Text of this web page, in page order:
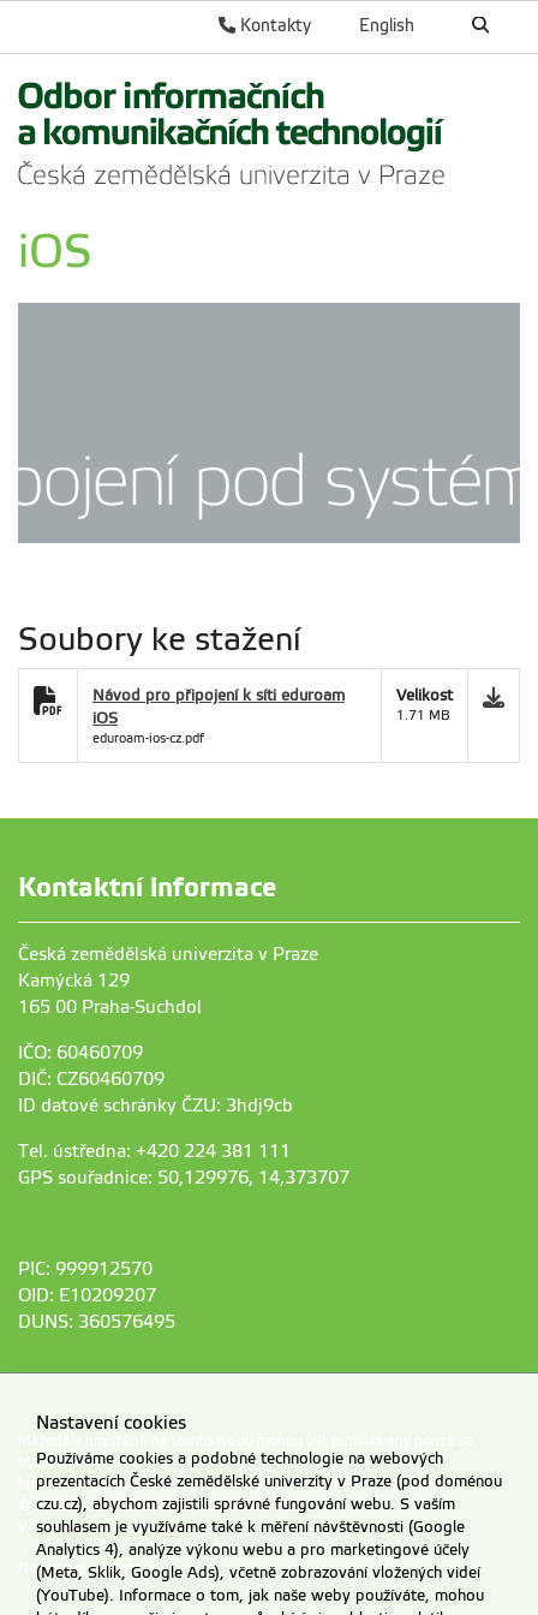
English
Kontakty
iOS
Soubory ke stažení
Návod pro připojení k síti eduroam
iOS
eduroam-ios-cz.pdf
Velikost
1.71 MB
Kontaktní informace
Česká zemědělská univerzita v Praze
Kamýcká 129
165 00 Praha-Suchdol
IČO: 60460709
DIČ: CZ60460709
ID datové schránky ČZU: 3hdj9cb
Tel. ústředna: +420 224 381 111
GPS souřadnice: 50,129976, 14,373707
PIC: 999912570
OID: E10209207
DUNS: 360576495
souhlasem ČZU.
Informace o zpracování a ochraně osobních údajů na ČZU v Praze.
© 2026 Česká zemědělská univerzita v Praze
Všechna práva vyhrazena
Nastavení cookies
Nastavení cookies
Používáme cookies a podobné technologie na webových
prezentacích České zemědělské univerzity v Praze (pod doménou
czu.cz), abychom zajistili správné fungování webu. S vaším
souhlasem je využíváme také k měření návštěvnosti (Google
Analytics 4), analýze výkonu webu a pro marketingové účely
(Meta, Sklik, Google Ads), včetně zobrazování vložených videí
(YouTube). Informace o tom, jak naše weby používáte, mohou